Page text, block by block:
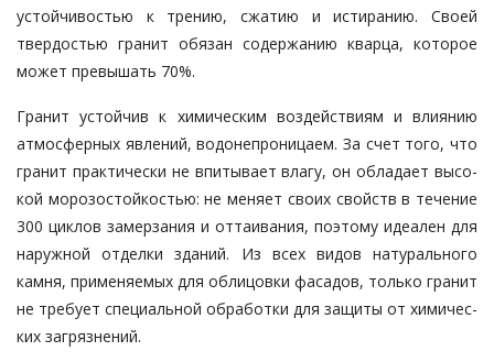
устойчивостью к трению, сжатию и истиранию. Своей
твердостью гранит обязан содержа­нию кварца, которое
может превы­шать 70%.
Гранит устойчив к химическим воз­действиям и влиянию
атмосферных явлений, водонепроницаем. За счет того, что
гранит практически не впи­тывает влагу, он обладает высо­
кой морозостойкостью: не меняет своих свойств в течение
300 циклов замер­зания и оттаивания, поэтому иде­а­лен для
наружной отделки зданий. Из всех видов натурального
камня, при­меняемых для облицовки фасадов, только гранит
не требует специальной обработки для защиты от химичес­
ких загрязнений.